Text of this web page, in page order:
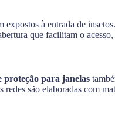
expostos à entrada de
que facilitam o
proteção para janelas
redes são elaboradas com